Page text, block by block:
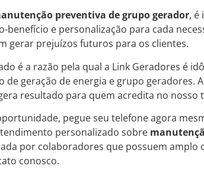
preventiva de grupo gerador, é
benefício e personalização para cada
gerar prejuízos futuros para os clientes.
é a razão pela qual a Link Geradores é
de geração de energia e grupo geradores.
resultado para quem acredita no nosso
pegue seu telefone agora
personalizado sobre
por colaboradores que possuem
conosco.